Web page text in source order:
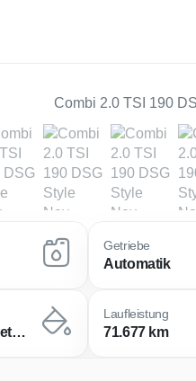
Getriebe
Automatik
Lava Blue Metallic
Laufleistung
71.677 km